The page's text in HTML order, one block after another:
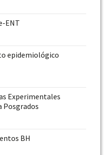
ENT
epidemiológico
Experimentales
Posgrados
BH